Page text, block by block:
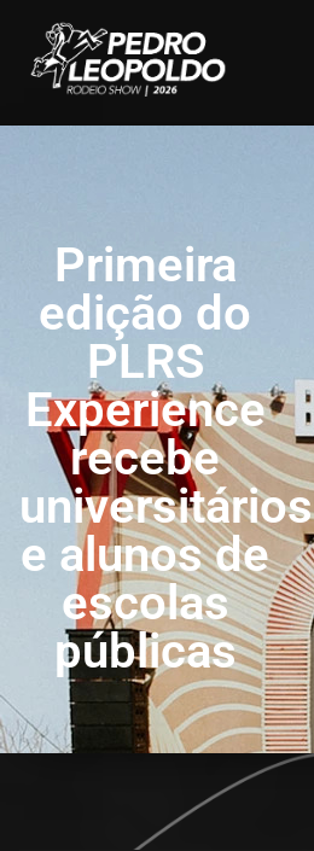
Primeira
edição do
PLRS
Experience
recebe
universitários
e alunos de
escolas
públicas